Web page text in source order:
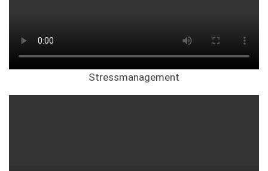
Stressmanagement